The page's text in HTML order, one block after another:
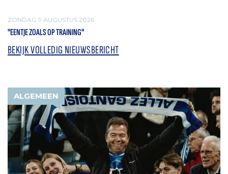
ZONDAG 9 AUGUSTUS 2026
"EENTJE ZOALS OP TRAINING"
BEKIJK VOLLEDIG NIEUWSBERICHT
ALGEMEEN